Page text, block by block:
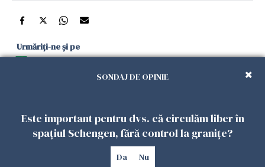
Urmăriți-ne și pe
și în aplicațiile mobile
Politica de
confidențialitate
Politica
Gestionați
preferințele
Contact
Declarație de
accesibilitate
SONDAJ DE OPINIE
Este important pentru dvs. că circulăm liber în
spațiul Schengen, fără control la granițe?
Da Nu